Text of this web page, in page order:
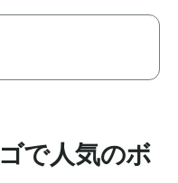
で人気のボ